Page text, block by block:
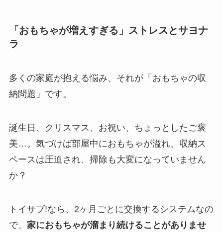
「おもちゃが増えすぎる」ストレスとサヨナ
ラ
多くの家庭が抱える悩み、それが「おもちゃの収
納問題」です。
誕生日、クリスマス、お祝い、ちょっとしたご褒
美…。気づけば部屋中におもちゃが溢れ、収納ス
ペースは圧迫され、掃除も大変になっていません
か？
トイサブ!なら、2ヶ月ごとに交換するシステムなの
で、 家におもちゃが溜まり続けることがありませ